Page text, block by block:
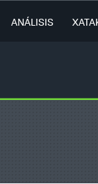
ANÁLISIS